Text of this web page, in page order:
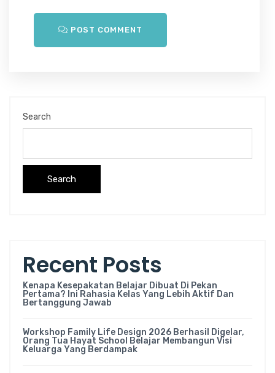
POST COMMENT
Search
Search
Recent Posts
Kenapa Kesepakatan Belajar Dibuat Di Pekan
Pertama? Ini Rahasia Kelas Yang Lebih Aktif Dan
Bertanggung Jawab
Workshop Family Life Design 2026 Berhasil Digelar,
Orang Tua Hayat School Belajar Membangun Visi
Keluarga Yang Berdampak